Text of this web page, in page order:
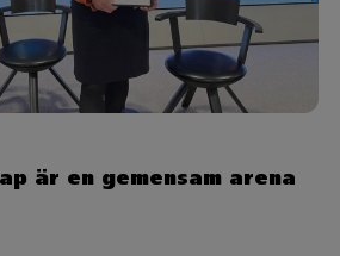
är en gemensam arena